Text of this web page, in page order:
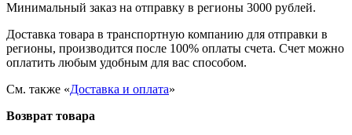
Минимальный заказ на отправку в регионы 3000 рублей.
Доставка товара в транспортную компанию для отправки в
регионы, производится после 100% оплаты счета. Счет можно
оплатить любым удобным для вас способом.
См. также «Доставка и оплата»
Возврат товара